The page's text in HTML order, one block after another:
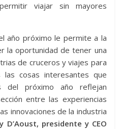
viajar sin mayores
año próximo le permite a la
la oportunidad de tener una
de cruceros y viajes para
cosas interesantes que
del próximo año reflejan
entre las experiencias
innovaciones de la industria
D’Aoust, presidente y CEO